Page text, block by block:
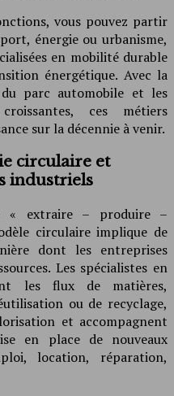
vous pouvez partir
énergie ou urbanisme,
en mobilité durable
énergétique. Avec la
parc automobile et les
ces métiers
sur la décennie à venir.
circulaire et
industriels
« extraire – produire –
circulaire implique de
dont les entreprises
Les spécialistes en
les flux de matières,
ou de recyclage,
et accompagnent
en place de nouveaux
location, réparation,